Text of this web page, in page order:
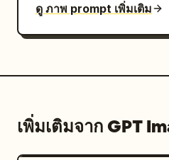
กล้องเป็นมุมกว้างปานกลางแบ
ดู ภาพ prompt เพิ่มเติม
เพิ่มเติมจาก GPT